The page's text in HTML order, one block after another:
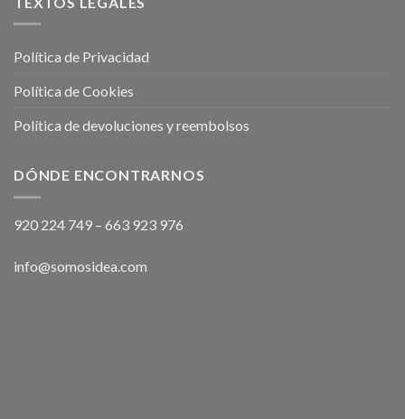
Política de Privacidad
Política de Cookies
Política de devoluciones y reembolsos
DÓNDE ENCONTRARNOS
920 224 749 – 663 923 976
info@somosidea.com